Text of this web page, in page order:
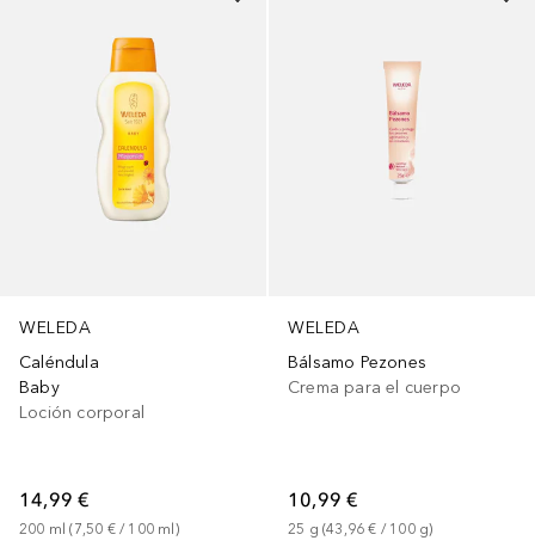
WELEDA
Caléndula
Baby
Loción corporal
14,99 €
200 ml (7,50 € / 100 ml )
WELEDA
Bálsamo Pezones
Crema para el cuerpo
10,99 €
25 g (43,96 € / 100 g)